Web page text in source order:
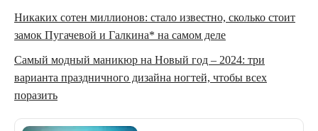
Никаких сотен миллионов: стало известно, сколько стоит
замок Пугачевой и Галкина* на самом деле
Самый модный маникюр на Новый год – 2024: три
варианта праздничного дизайна ногтей, чтобы всех
поразить